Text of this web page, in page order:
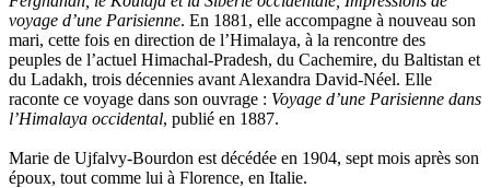
Sylvestre Françoise
Tardieu Marc
Terrisse Marc
Tesson Sylvain
Thevenet Jacqueline
Touboul Marion
Toumanov Vadim
Trouplin Boris
Troussier Virginie
voyage d’une Parisienne. En 1881, elle accompagne à nouveau son
mari, cette fois en direction de l’Himalaya, à la rencontre des
peuples de l’actuel Himachal-Pradesh, du Cachemire, du Baltistan et
du Ladakh, trois décennies avant Alexandra David-Néel. Elle
raconte ce voyage dans son ouvrage : Voyage d’une Parisienne dans
l’Himalaya occidental, publié en 1887.
Marie de Ujfalvy-Bourdon est décédée en 1904, sept mois après son
époux, tout comme lui à Florence, en Italie.